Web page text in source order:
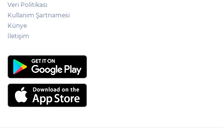
Veri Politikası
Kullanım Şartnamesi
Künye
İletişim